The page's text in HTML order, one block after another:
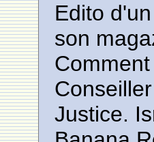
Edito
son
Justice.